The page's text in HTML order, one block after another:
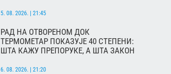
5. 08. 2026. | 21:45
РАД НА ОТВОРЕНОМ ДОК
ТЕРМОМЕТАР ПОКАЗУЈЕ 40 СТЕПЕНИ:
ШТА КАЖУ ПРЕПОРУКЕ, А ШТА ЗАКОН
6. 08. 2026. | 21:20